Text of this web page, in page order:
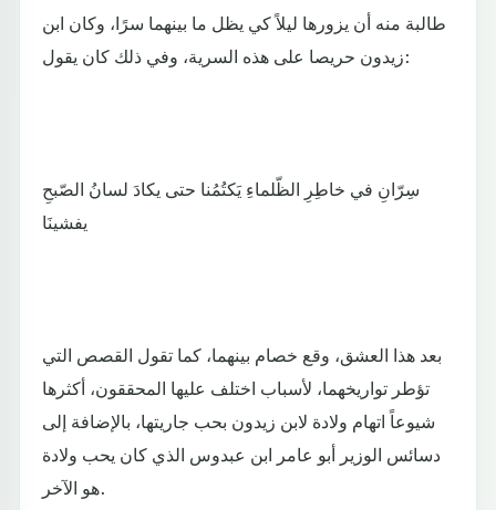
طالبة منه أن يزورها ليلاً كي يظل ما بينهما سرًا، وكان ابن
زيدون حريصا على هذه السرية، وفي ذلك كان يقول:
سِرّانِ في خاطِرِ الظّلماءِ يَكتُمُنا حتى يكادَ لسانُ الصّبحِ
يفشينَا
بعد هذا العشق، وقع خصام بينهما، كما تقول القصص التي
تؤطر تواريخهما، لأسباب اختلف عليها المحققون، أكثرها
شيوعاً اتهام ولادة لابن زيدون بحب جاريتها، بالإضافة إلى
دسائس الوزير أبو عامر ابن عبدوس الذي كان يحب ولادة
هو الآخر.